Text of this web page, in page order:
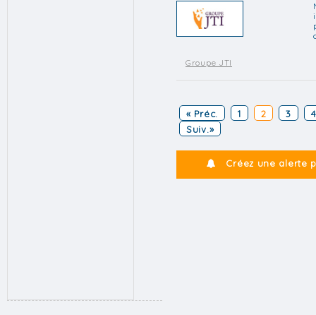
Groupe JTI
« Préc. 1 2 3
4
Suiv.»
Créez une alerte